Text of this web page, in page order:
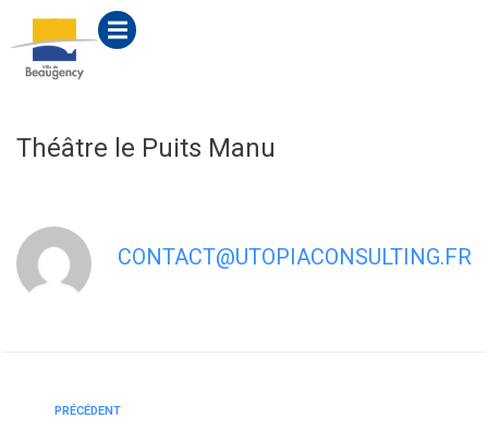
principal
Théâtre le Puits Manu
CONTACT@UTOPIACONSULTING.FR
PRÉCÉDENT